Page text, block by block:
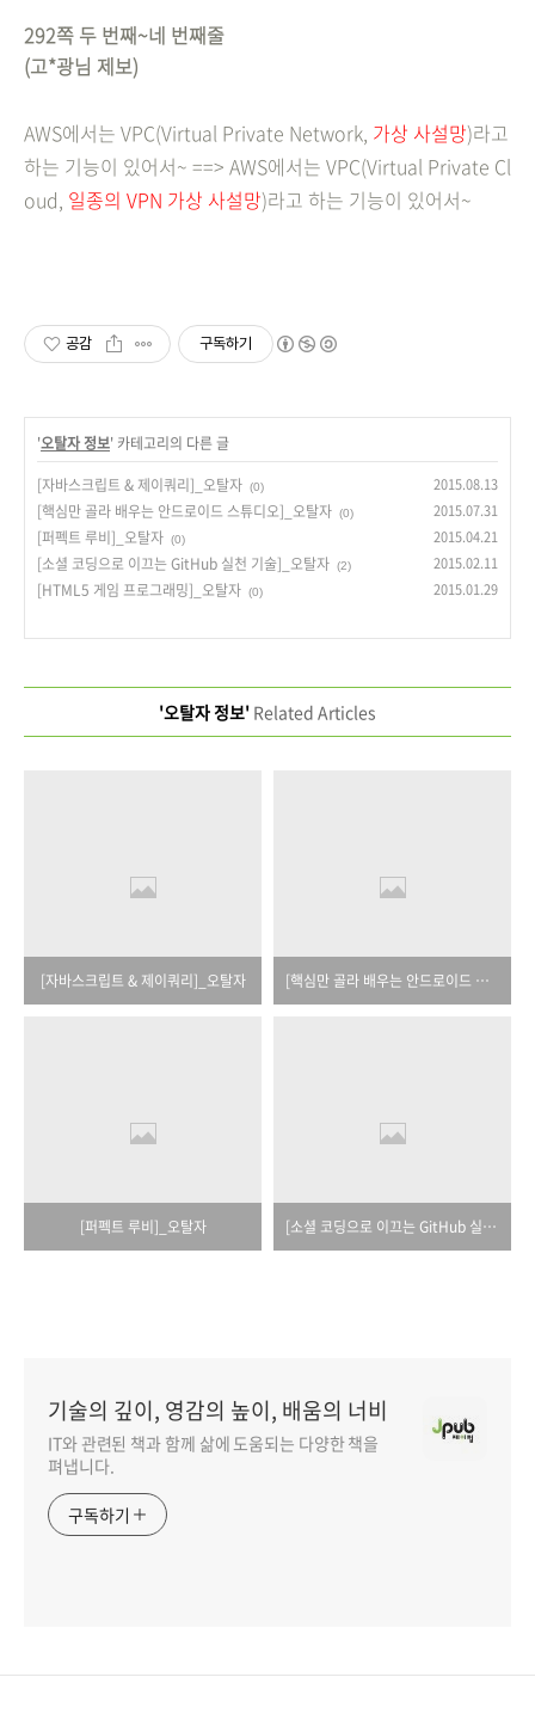
292쪽 두 번째~네 번째줄
(고*광님 제보)
AWS에서는 VPC(Virtual Private Network, 가상 사설망)라고
하는 기능이 있어서~ ==> AWS에서는 VPC(Virtual Private Cl
oud, 일종의 VPN 가상 사설망)라고 하는 기능이 있어서~
공감 구독하기
'오탈자 정보' 카테고리의 다른 글
[자바스크립트 & 제이쿼리]_오탈자 (0) 2015.08.13
[핵심만 골라 배우는 안드로이드 스튜디오]_오탈자 (0) 2015.07.31
[퍼펙트 루비]_오탈자 (0) 2015.04.21
[소셜 코딩으로 이끄는 GitHub 실천 기술]_오탈자 (2) 2015.02.11
[HTML5 게임 프로그래밍]_오탈자 (0) 2015.01.29
'오탈자 정보' Related Articles
[자바스크립트 & 제이쿼리]_오탈자 [핵심만 골라 배우는 안드로이드 스튜디오]_오탈자
[퍼펙트 루비]_오탈자 [소셜 코딩으로 이끄는 GitHub 실천 기술]_오탈자
기술의 깊이, 영감의 높이, 배움의 너비
IT와 관련된 책과 함께 삶에 도움되는 다양한 책을
펴냅니다.
구독하기